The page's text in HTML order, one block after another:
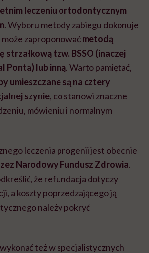
leczeniu ortodontycznym
. Wyboru metody zabiegu dokonuje
zaproponowaćmetodą
strzałkową tzw. BSSO (inaczej
Ponta) lub inną. Warto pamiętać,
umieszczane są na cztery
szynie, co stanowi znaczne
mówieniu i normalnym
leczenia progenii jest obecnie
Narodowy Fundusz Zdrowia.
że refundacja dotyczy
a koszty poprzedzającego ją
należy pokryć
też w specjalistycznych